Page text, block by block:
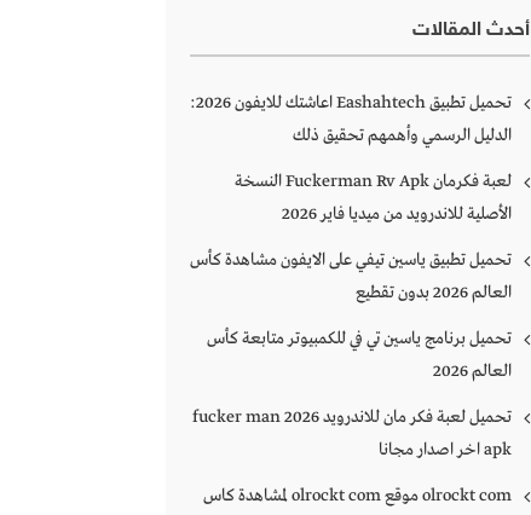
أحدث المقالات
تحميل تطبيق Eashahtech اعاشتك للايفون 2026:
الدليل الرسمي وأهمهم تحقيق ذلك
لعبة فكرمان Fuckerman Rv Apk النسخة
الأصلية للاندرويد من ميديا فاير 2026
تحميل تطبيق ياسين تيفي على الايفون مشاهدة كأس
العالم 2026 بدون تقطيع
تحميل برنامج ياسين تي في للكمبيوتر متابعة كأس
العالم 2026
تحميل لعبة فكر مان للاندرويد 2026 fucker man
apk اخر اصدار مجانا
olrockt com موقع olrockt com لمشاهدة كاس